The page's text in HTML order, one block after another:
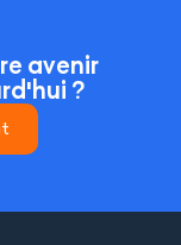
avenir
?